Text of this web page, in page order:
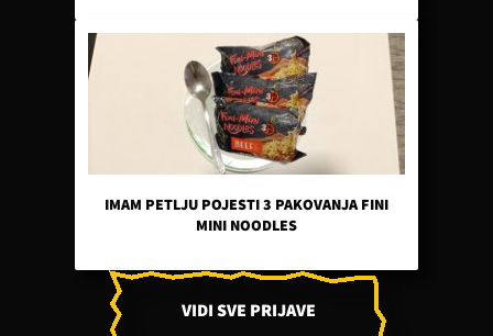
IMAM PETLJU POJESTI 3 PAKOVANJA FINI
MINI NOODLES
VIDI SVE PRIJAVE